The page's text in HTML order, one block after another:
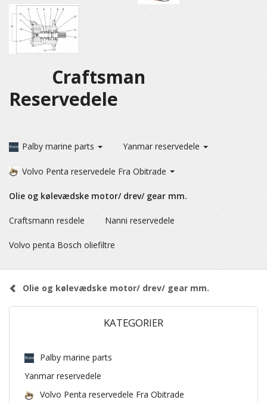
Craftsman
Reservedele
Palby marine parts Yanmar reservedele
Volvo Penta reservedele Fra Obitrade
Olie og kølevædske motor/ drev/ gear mm.
Craftsmann resdele Nanni reservedele
Volvo penta Bosch oliefiltre
Olie og kølevædske motor/ drev/ gear mm.
KATEGORIER
Palby marine parts
Yanmar reservedele
Volvo Penta reservedele Fra Obitrade